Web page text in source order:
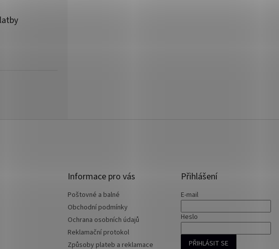
Informace pro vás
Poštovné a balné
Obchodní podmínky
Ochrana osobních údajů
Reklamační protokol
Způsoby plateb a reklamace
Přihlášení
E-mail
Heslo
PŘIHLÁSIT SE